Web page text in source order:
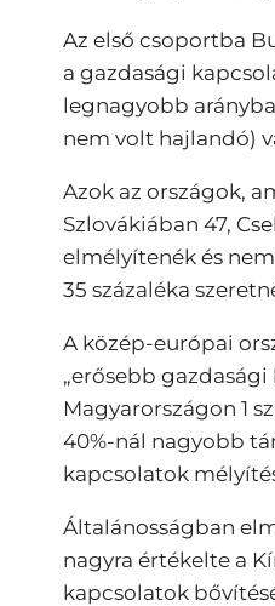
Az első csoportba
a gazdasági
legnagyobb
nem volt hajlandó)
Azok az országok,
Szlovákiában 47,
elmélyítenék és
35 százaléka
A közép-európai
„erősebb
Magyarországon 1
40%-nál nagyobb
kapcsolatok
Általánosságban
nagyra értékelte a
kapcsolatok